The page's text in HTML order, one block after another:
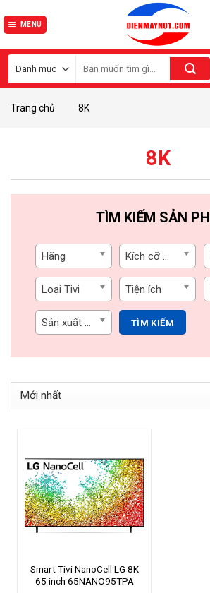
to
MENU
kiếm:
Tivi
Máy giặt
Máy sấy
Âm thanh
Tủ mát
Đồ gia
Quạt điều
Trang chủ 8K
8K
TÌM KIẾM SẢN
Hãng Kích cỡ màn hình
Loại Tivi Tiện ích
Sản xuất tại TÌM KIẾM
Smart Tivi NanoCell LG 8K
65 inch 65NANO95TPA